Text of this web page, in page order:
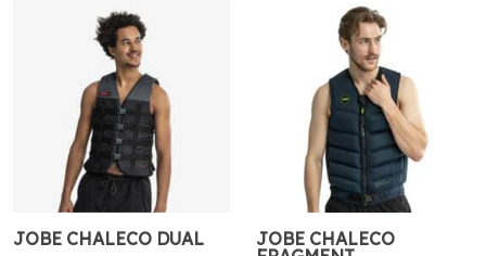
JOBE CHALECO DUAL
JOBE CHALECO